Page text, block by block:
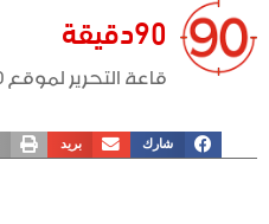
90دقيقة
قاعة التحرير لموقع 90دقيقة
شارك بريد